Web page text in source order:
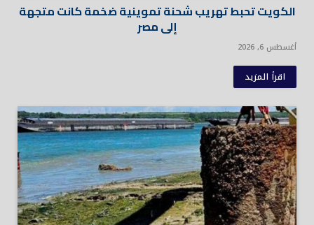
الكويت تحبط تهريب شحنة تموينية ضخمة كانت متجهة
إلى مصر
أغسطس 6, 2026
اقرأ المزيد